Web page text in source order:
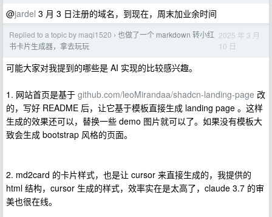
@jardel 3 月 3 日注册的域名，到现在，周末加业余时间
Replied to a topic by maqi1520 › 也做了一个 markdown 转小红
书卡片生成器，拿去玩玩
2025 年 3 月
10 日
可能大家对我提到的哪些是 AI 实现的比较感兴趣。
1. 网站首页是基于 github.com/leoMirandaa/shadcn-landing-page 改
的，写好 README 后，让它基于模板直接生成 landing page 。这样
生成的效果还可以，替换一些 demo 图片就可以了。如果没有模板大
致会生成 bootstrap 风格的页面。
2. md2card 的卡片样式，也是让 cursor 来直接生成的，我提供的
html 结构，cursor 生成的样式，效率实在是太高了，claude 3.7 的审
美也很在线。